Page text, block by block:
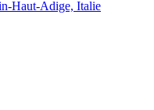
Haut-Adige, Italie